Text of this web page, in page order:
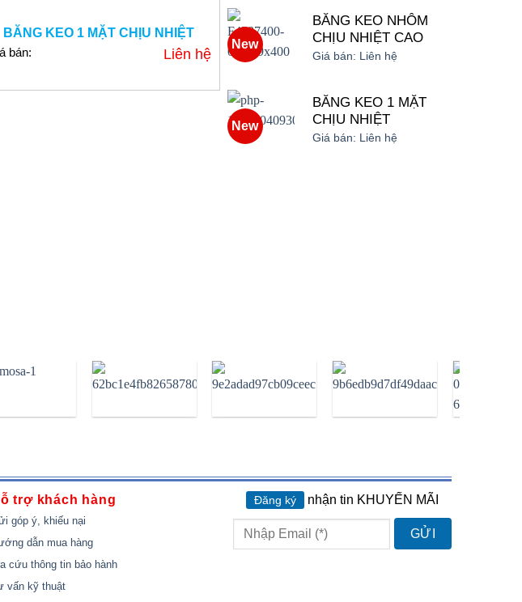
BĂNG KEO 1 MẶT CHỊU NHIỆT
bán:
Liên hệ
New
BĂNG KEO NHÔM
CHỊU NHIỆT CAO
Giá bán: Liên hệ
New
BĂNG KEO 1 MẶT
CHỊU NHIỆT
Giá bán: Liên hệ
trợ khách hàng
góp ý, khiếu nại
dẫn mua hàng
cứu thông tin bảo hành
vấn kỹ thuật
Đăng ký nhận tin KHUYẾN MÃI